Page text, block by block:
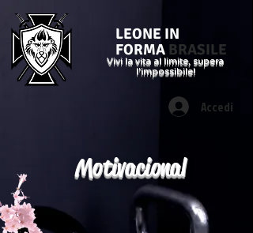
LEONE IN
FORMA BRASILE
Vivi la vita al limite, supera
l'impossibile!
Accedi
Motivacional